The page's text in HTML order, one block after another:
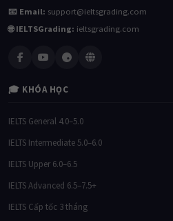
📧 Email: support@ieltsgrading.com
🌐 IELTSGrading: ieltsgrading.com
🎓 KHÓA HỌC
IELTS General 4.0–5.0
IELTS Intermediate 5.0–6.0
IELTS Upper 6.0–6.5
IELTS Advanced 6.5–7.5+
IELTS Cấp tốc 3 tháng